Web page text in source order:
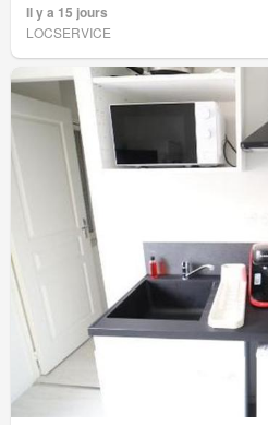
Il y a 15 jours
LOCSERVICE